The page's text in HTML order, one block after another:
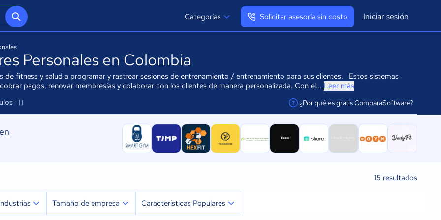
Categorías Solicitar asesoría sin costo Iniciar sesión
Cerrar sesión
Personales en Colombia
de fitness y salud a programar y rastrear sesiones de entrenamiento / entrenamiento para sus clientes. Estos sistemas
pagos, renovar membresías y colaborar con los clientes de manera personalizada. Con el... Leer más
¿Por qué es gratis ComparaSoftware?
facilitar la conexión
15 resultados
Tamaño de empresa Características Populares